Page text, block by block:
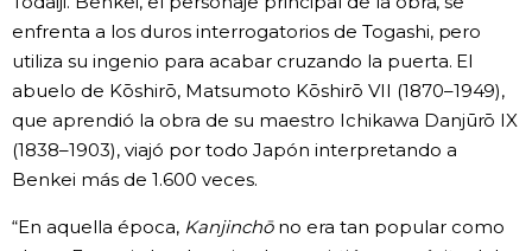
enfrenta a los duros interrogatorios de Togashi, pero
utiliza su ingenio para acabar cruzando la puerta. El
abuelo de Kōshirō, Matsumoto Kōshirō VII (1870–1949),
que aprendió la obra de su maestro Ichikawa Danjūrō IX
(1838–1903), viajó por todo Japón interpretando a
Benkei más de 1.600 veces.
“En aquella época, Kanjinchōno era tan popular como